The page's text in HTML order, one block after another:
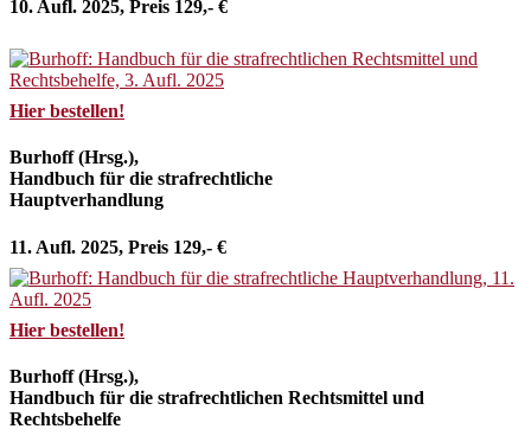
10. Aufl. 2025, Preis 129,- €
Hier bestellen!
Burhoff (Hrsg.),
Handbuch für die strafrechtliche
Hauptverhandlung
11. Aufl. 2025, Preis 129,- €
Hier bestellen!
Burhoff (Hrsg.),
Handbuch für die strafrechtlichen Rechtsmittel und
Rechtsbehelfe